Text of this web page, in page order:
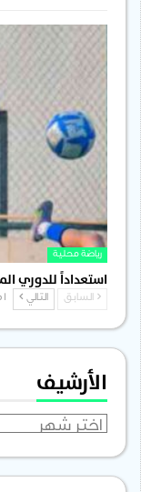
رياضة محلية
استعداداً للدوري
السابق التالي
الأرشيف
الأرشيف